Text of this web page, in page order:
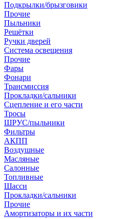
Подкрылки/брызговики
Прочие
Пыльники
Решётки
Ручки дверей
Система освещения
Прочие
Фары
Фонари
Трансмиссия
Прокладки/сальники
Сцепление и его части
Тросы
ШРУС/пыльники
Фильтры
АКПП
Воздушные
Масляные
Салонные
Топливные
Шасси
Прокладки/сальники
Прочие
Амортизаторы и их части